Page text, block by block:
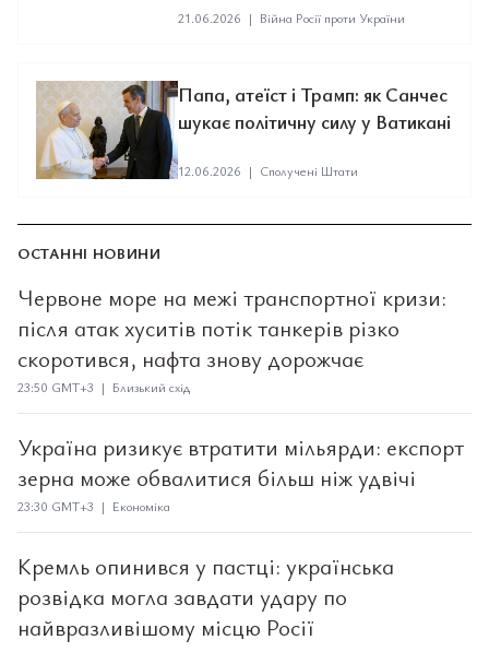
21.06.2026 | Війна Росії проти України
Папа, атеїст і Трамп: як Санчес
шукає політичну силу у Ватикані
12.06.2026 | Сполучені Штати
ОСТАННІ НОВИНИ
Червоне море на межі транспортної кризи:
після атак хуситів потік танкерів різко
скоротився, нафта знову дорожчає
23:50 GMT+3 | Близький схід
Україна ризикує втратити мільярди: експорт
зерна може обвалитися більш ніж удвічі
23:30 GMT+3 | Економіка
Кремль опинився у пастці: українська
розвідка могла завдати удару по
найвразливішому місцю Росії